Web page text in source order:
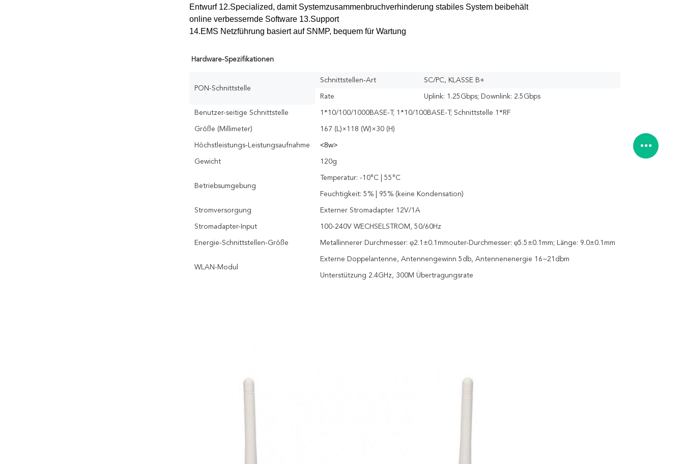
Entwurf 12.Specialized, damit Systemzusammenbruchverhinderung stabiles System beibehält
online verbessernde Software 13.Support
14.EMS Netzführung basiert auf SNMP, bequem für Wartung
Hardware-Spezifikationen
PON-Schnittstelle
Schnittstellen-Art SC/PC, KLASSE B+
Rate Uplink: 1.25Gbps; Downlink: 2.5Gbps
Benutzer-seitige Schnittstelle 1*10/100/1000BASE-T; 1*10/100BASE-T; Schnittstelle 1*RF
Größe (Millimeter) 167 (L)×118 (W)×30 (H)
Höchstleistungs-Leistungsaufnahme <8w>
Gewicht 120g
Betriebsumgebung
Temperatur: -10°C | 55°C
Feuchtigkeit: 5% | 95% (keine Kondensation)
Stromversorgung Externer Stromadapter 12V/1A
Stromadapter-Input 100-240V WECHSELSTROM, 50/60Hz
Energie-Schnittstellen-Größe Metallinnerer Durchmesser: φ2.1±0.1mmouter-Durchmesser: φ5.5±0.1mm; Länge: 9.0±0.1mm
WLAN-Modul
Externe Doppelantenne, Antennengewinn 5db, Antennenenergie 16~21dbm
Unterstützung 2.4GHz, 300M Übertragungsrate